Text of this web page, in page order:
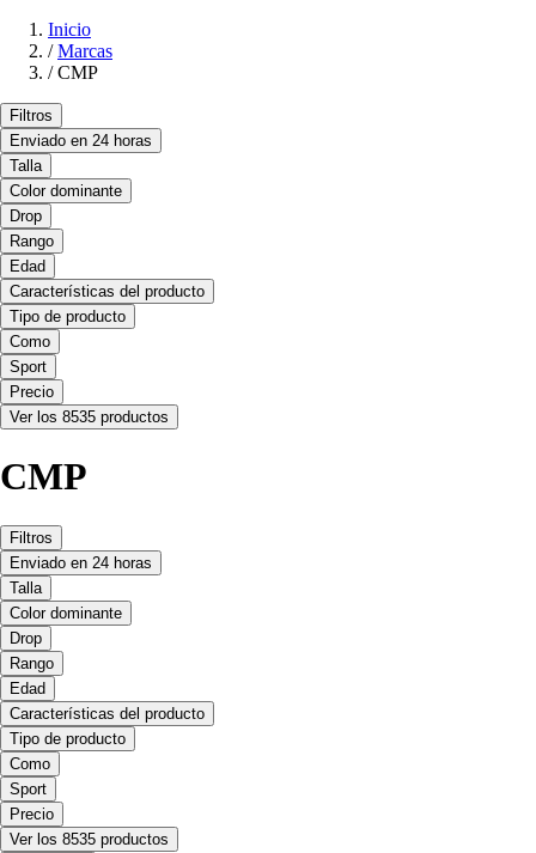
Inicio
/ Marcas
/ CMP
Filtros
Enviado en 24 horas
Talla
Color dominante
Drop
Rango
Edad
Características del producto
Tipo de producto
Como
Sport
Precio
Ver los 8535 productos
CMP
Filtros
Enviado en 24 horas
Talla
Color dominante
Drop
Rango
Edad
Características del producto
Tipo de producto
Como
Sport
Precio
Ver los 8535 productos